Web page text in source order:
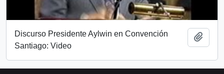
Discurso Presidente Aylwin en Convención
Santiago: Video